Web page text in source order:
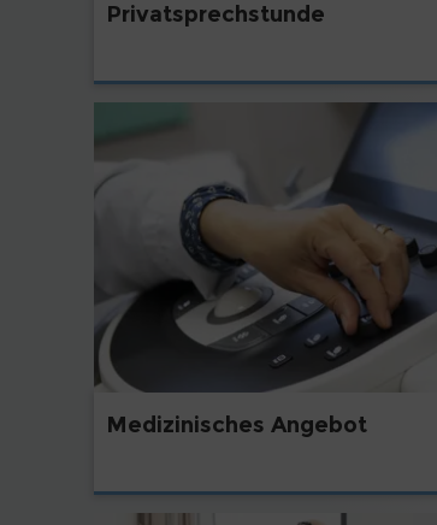
Privatsprechstunde
Medizinisches Angebot